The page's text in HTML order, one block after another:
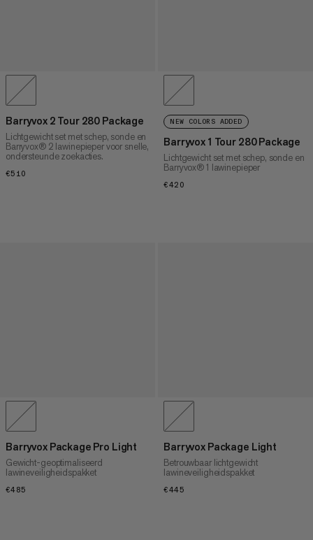
Barryvox 2 Tour 280 Package
Lichtgewicht set met schep, sonde en
Barryvox® 2 lawinepieper voor snelle,
ondersteunde zoekacties.
€510
NEW COLORS ADDED
Barryvox 1 Tour 280 Package
Lichtgewicht set met schep, sonde en
Barryvox® 1 lawinepieper
€420
Barryvox Package Pro Light
Gewicht-geoptimaliseerd
lawineveiligheidspakket
€485
Barryvox Package Light
Betrouwbaar lichtgewicht
lawineveiligheidspakket
€445